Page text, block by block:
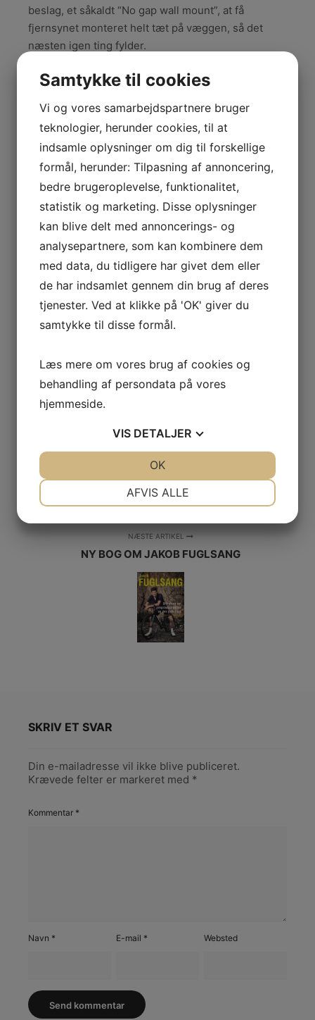
beslag, et såkaldt “No gap wall mount”, at få
fjernsynet monteret helt tæt på væggen, så det
næsten igen ting fylder.
Med seneste version har TV skærmene fra
grænserne for billedkvalitet. Dette er et virkelig
lækket TV med mange super smarte funktioner.
Seneste generation er naturligvis i 4K/UHD
opløsning.
NÆSTE ARTIKEL
NY BOG OM JAKOB FUGLSANG
SKRIV ET SVAR
Din e-mailadresse vil ikke blive publiceret.
Krævede felter er markeret med *
Kommentar *
Navn * E-mail * Websted
Samtykke til cookies
Vi og vores samarbejdspartnere bruger
teknologier, herunder cookies, til at
indsamle oplysninger om dig til forskellige
formål, herunder: Tilpasning af annoncering,
bedre brugeroplevelse, funktionalitet,
statistik og marketing. Disse oplysninger
kan blive delt med annoncerings- og
analysepartnere, som kan kombinere dem
med data, du tidligere har givet dem eller
de har indsamlet gennem din brug af deres
tjenester. Ved at klikke på 'OK' giver du
samtykke til disse formål.
Læs mere om vores brug af cookies og
behandling af persondata på vores
hjemmeside.
VIS DETALJER
STATISTIK
AFVIS ALLE
OK